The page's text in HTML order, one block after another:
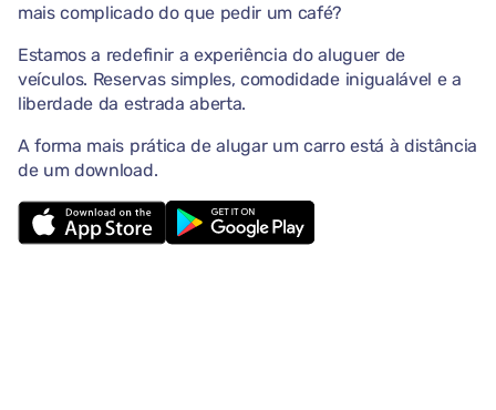
mais complicado do que pedir um café?
Estamos a redefinir a experiência do aluguer de
veículos. Reservas simples, comodidade inigualável e a
liberdade da estrada aberta.
A forma mais prática de alugar um carro está à distância
de um download.